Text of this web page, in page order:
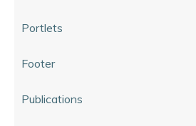
Portlets
Footer
Publications